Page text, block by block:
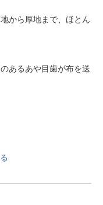
から厚地まで、ほとん
あるあや目歯が布を送